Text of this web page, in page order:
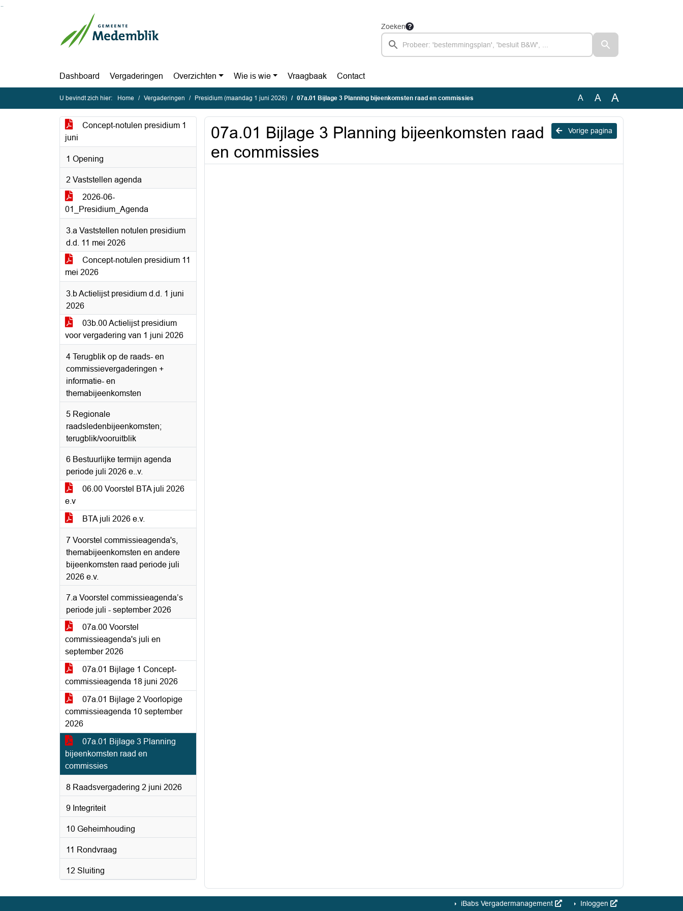
Ga naar de inhoud van deze pagina
Zoeken
Dashboard Vergaderingen Overzichten Wie is wie Vraagbaak Contact
U bevindt zich hier: Home Vergaderingen Presidium (maandag 1 juni 2026) 07a.01 Bijlage 3 Planning bijeenkomsten raad en commissies A A A
Concept-notulen presidium 1
juni
1 Opening
2 Vaststellen agenda
2026-06-
01_Presidium_Agenda
3.a Vaststellen notulen presidium
d.d. 11 mei 2026
Concept-notulen presidium 11
mei 2026
3.b Actielijst presidium d.d. 1 juni
2026
03b.00 Actielijst presidium
voor vergadering van 1 juni 2026
4 Terugblik op de raads- en
commissievergaderingen +
informatie- en
themabijeenkomsten
5 Regionale
raadsledenbijeenkomsten;
terugblik/vooruitblik
6 Bestuurlijke termijn agenda
periode juli 2026 e..v.
06.00 Voorstel BTA juli 2026
e.v
BTA juli 2026 e.v.
7 Voorstel commissieagenda's,
themabijeenkomsten en andere
bijeenkomsten raad periode juli
2026 e.v.
7.a Voorstel commissieagenda’s
periode juli - september 2026
07a.00 Voorstel
commissieagenda's juli en
september 2026
07a.01 Bijlage 1 Concept-
commissieagenda 18 juni 2026
07a.01 Bijlage 2 Voorlopige
commissieagenda 10 september
2026
07a.01 Bijlage 3 Planning
bijeenkomsten raad en
commissies
8 Raadsvergadering 2 juni 2026
9 Integriteit
10 Geheimhouding
11 Rondvraag
12 Sluiting
Vorige pagina
07a.01 Bijlage 3 Planning bijeenkomsten raad
en commissies
iBabs Vergadermanagement Inloggen